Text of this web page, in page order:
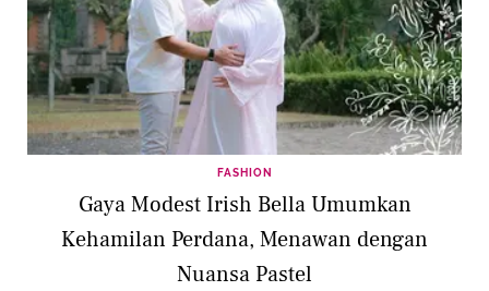
FASHION
Gaya Modest Irish Bella Umumkan
Kehamilan Perdana, Menawan dengan
Nuansa Pastel